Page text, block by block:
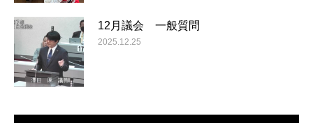
12月議会 一般質問
2025.12.25